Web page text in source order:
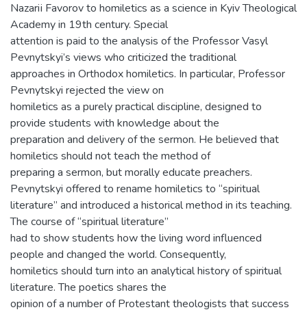
Nazariі Favorov to homiletics as a science in Kyiv Theological
Academy in 19th century. Special
attention is paid to the analysis of the Professor Vasyl
Pevnytskyi’s views who criticized the traditional
approaches in Orthodox homiletics. In particular, Professor
Pevnytskyi rejected the view on
homiletics as a purely practical discipline, designed to
provide students with knowledge about the
preparation and delivery of the sermon. He believed that
homiletics should not teach the method of
preparing a sermon, but morally educate preachers.
Pevnytskyi offered to rename homiletics to “spiritual
literature” and introduced a historical method in its teaching.
The course of “spiritual literature”
had to show students how the living word influenced
people and changed the world. Consequently,
homiletics should turn into an analytical history of spiritual
literature. The poetics shares the
opinion of a number of Protestant theologists that success